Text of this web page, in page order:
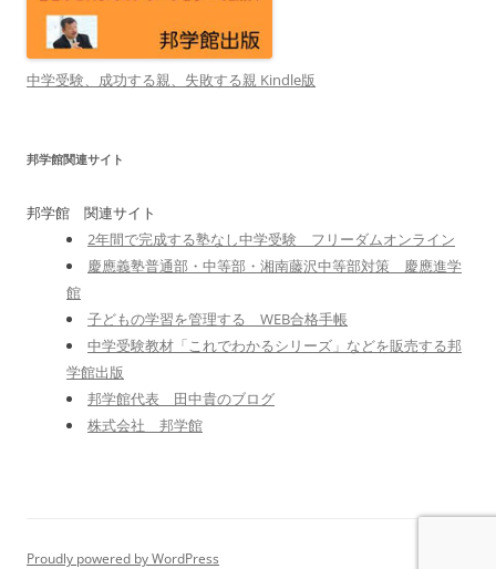
中学受験、成功する親、失敗する親 Kindle版
邦学館関連サイト
邦学館 関連サイト
2年間で完成する塾なし中学受験 フリーダムオンライン
慶應義塾普通部・中等部・湘南藤沢中等部対策 慶應進学
館
子どもの学習を管理する WEB合格手帳
中学受験教材「これでわかるシリーズ」などを販売する邦
学館出版
邦学館代表 田中貴のブログ
株式会社 邦学館
Proudly powered by WordPress